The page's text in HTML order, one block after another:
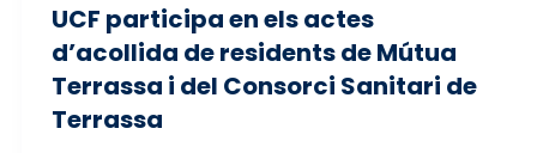
UCF participa en els actes
d’acollida de residents de Mútua
Terrassa i del Consorci Sanitari de
Terrassa